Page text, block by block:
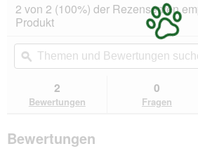
von
5
lesen
für
Nassfutter
Katze,
in
dieser
Aktion
du
zu
den
2 von 2 (100%) der Rezensenten
Produkt
Themen
und
Bewertungen
ϙ
2
Bewertungen
0
Fragen
Bewertungen